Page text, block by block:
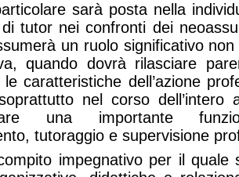
sarà posta nella
tutor nei confronti dei
un ruolo significativo
quando dovrà rilasciare
caratteristiche dell’azione
nel corso dell’intero
una importante
tutoraggio e supervisione
impegnativo per il quale